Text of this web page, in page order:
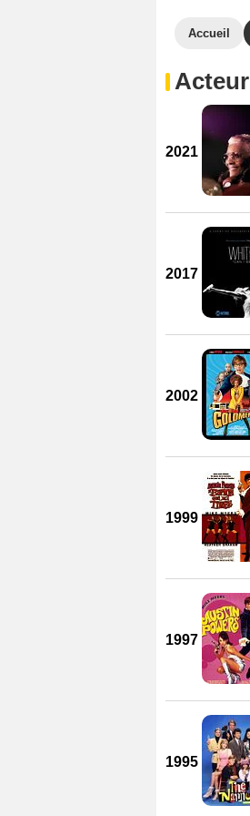
Accueil
Acteur
2021
2017
2002
1999
1997
1995